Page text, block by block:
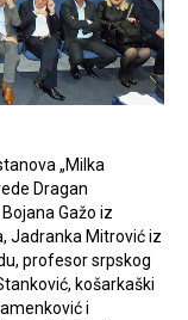
„Milka
Dragan
Gažo iz
Jadranka Mitrović iz
profesor srpskog
košarkaški
i